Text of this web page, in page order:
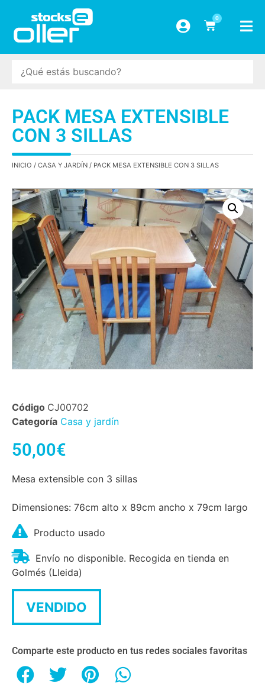
0
PACK MESA EXTENSIBLE
CON 3 SILLAS
INICIO / CASA Y JARDÍN / PACK MESA EXTENSIBLE CON 3 SILLAS
Código CJ00702
Categoría Casa y jardín
50,00€
Mesa extensible con 3 sillas
Dimensiones: 76cm alto x 89cm ancho x 79cm largo
Producto usado
Envío no disponible. Recogida en tienda en
Golmés (Lleida)
VENDIDO
Comparte este producto en tus redes sociales favoritas